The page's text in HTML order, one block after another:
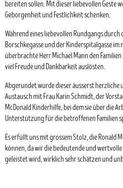
bereiten sollen. Mit dieser liebevollen Geste
Geborgenheit und Festlichkeit schenken.
Während eines liebevollen Rundgangs durch
Borschkegasse und der Kinderspitalgasse
überbrachte Herr Michael Mann den
viel Freude und Dankbarkeit auslösten.
Abgerundet wurde dieser äusserst herzliche
Austausch mit Frau Karin Schmidt, der
McDonald Kinderhilfe, bei dem sie über die
Unterstützung für die betroffenen Familien
Es erfüllt uns mit grossem Stolz, die Ronald
können, da wir die bedeutende und
geleistet wird, wirklich sehr schätzen und